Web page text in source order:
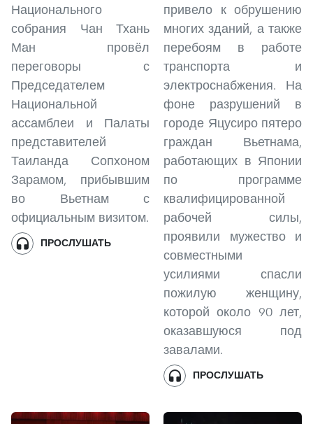
Национального
собрания Чан Тхань
Ман провёл
переговоры с
Председателем
Национальной
ассамблеи и Палаты
представителей
Таиланда Сопхоном
Зарамом, прибывшим
во Вьетнам с
официальным визитом.
ПРОСЛУШАТЬ
привело к обрушению
многих зданий, а также
перебоям в работе
транспорта и
электроснабжения. На
фоне разрушений в
городе Яцусиро пятеро
граждан Вьетнама,
работающих в Японии
по программе
квалифицированной
рабочей силы,
проявили мужество и
совместными
усилиями спасли
пожилую женщину,
которой около 90 лет,
оказавшуюся под
завалами.
ПРОСЛУШАТЬ